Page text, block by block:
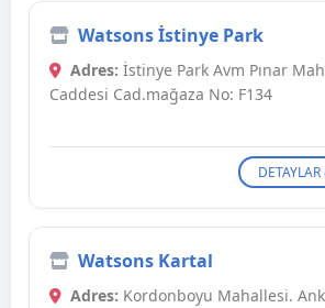
Watsons İstinye Park
Adres: İstinye Park Avm Pınar
Caddesi Cad.mağaza No: F134
Watsons Kartal
Adres: Kordonboyu Mahallesi.